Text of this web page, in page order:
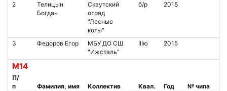
2
Телицын
Богдан
Скаутский
отряд
"Лесные
коты"
б/р 2015
3 Федоров Егор
МБУ ДО СШ
"Ижсталь"
IIIю 2015
М14
П/
п
Фамилия, имя Коллектив Квал. Год
№ чипа